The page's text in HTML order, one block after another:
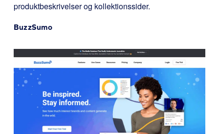
produktbeskrivelser og kollektionssider.
BuzzSumo